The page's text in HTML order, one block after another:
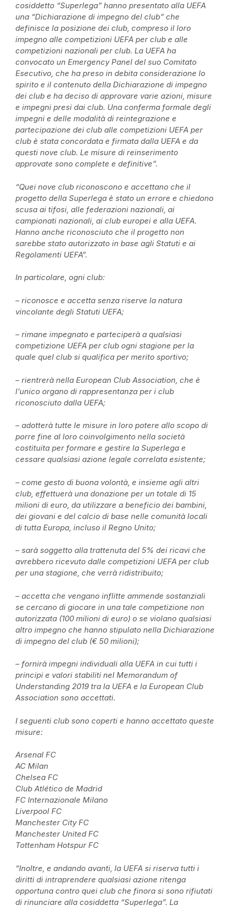
cosiddetto “Superlega” hanno presentato alla UEFA
una “Dichiarazione di impegno del club” che
definisce la posizione dei club, compreso il loro
impegno alle competizioni UEFA per club e alle
competizioni nazionali per club. La UEFA ha
convocato un Emergency Panel del suo Comitato
Esecutivo, che ha preso in debita considerazione lo
spirito e il contenuto della Dichiarazione di impegno
dei club e ha deciso di approvare varie azioni, misure
e impegni presi dai club. Una conferma formale degli
impegni e delle modalità di reintegrazione e
partecipazione dei club alle competizioni UEFA per
club è stata concordata e firmata dalla UEFA e da
questi nove club. Le misure di reinserimento
approvate sono complete e definitive”.
“Quei nove club riconoscono e accettano che il
progetto della Superlega è stato un errore e chiedono
scusa ai tifosi, alle federazioni nazionali, ai
campionati nazionali, ai club europei e alla UEFA.
Hanno anche riconosciuto che il progetto non
sarebbe stato autorizzato in base agli Statuti e ai
Regolamenti UEFA”.
In particolare, ogni club:
– riconosce e accetta senza riserve la natura
vincolante degli Statuti UEFA;
– rimane impegnato e parteciperà a qualsiasi
competizione UEFA per club ogni stagione per la
quale quel club si qualifica per merito sportivo;
– rientrerà nella European Club Association, che è
l’unico organo di rappresentanza per i club
riconosciuto dalla UEFA;
– adotterà tutte le misure in loro potere allo scopo di
porre fine al loro coinvolgimento nella società
costituita per formare e gestire la Superlega e
cessare qualsiasi azione legale correlata esistente;
– come gesto di buona volontà, e insieme agli altri
club, effettuerà una donazione per un totale di 15
milioni di euro, da utilizzare a beneficio dei bambini,
dei giovani e del calcio di base nelle comunità locali
di tutta Europa, incluso il Regno Unito;
– sarà soggetto alla trattenuta del 5% dei ricavi che
avrebbero ricevuto dalle competizioni UEFA per club
per una stagione, che verrà ridistribuito;
– accetta che vengano inflitte ammende sostanziali
se cercano di giocare in una tale competizione non
autorizzata (100 milioni di euro) o se violano qualsiasi
altro impegno che hanno stipulato nella Dichiarazione
di impegno del club (€ 50 milioni);
– fornirà impegni individuali alla UEFA in cui tutti i
principi e valori stabiliti nel Memorandum of
Understanding 2019 tra la UEFA e la European Club
Association sono accettati.
I seguenti club sono coperti e hanno accettato queste
misure:
Arsenal FC
AC Milan
Chelsea FC
Club Atlético de Madrid
FC Internazionale Milano
Liverpool FC
Manchester City FC
Manchester United FC
Tottenham Hotspur FC
“Inoltre, e andando avanti, la UEFA si riserva tutti i
diritti di intraprendere qualsiasi azione ritenga
opportuna contro quei club che finora si sono rifiutati
di rinunciare alla cosiddetta “Superlega”. La